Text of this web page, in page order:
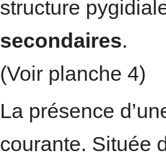
structure
secondaires.
(Voir planche 4)
La présence
courante. Située